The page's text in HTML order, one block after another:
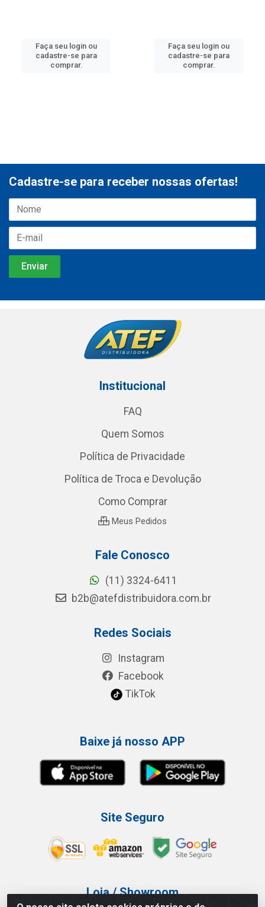
Faça seu login ou
cadastre-se para
comprar.
Faça seu login ou
cadastre-se para
comprar.
Cadastre-se para receber nossas ofertas!
Institucional
FAQ
Quem Somos
Política de Privacidade
Política de Troca e Devolução
Como Comprar
Meus Pedidos
Fale Conosco
(11) 3324-6411
b2b@atefdistribuidora.com.br
Redes Sociais
Instagram
Facebook
TikTok
Baixe já nosso APP
Site Seguro
Loja / Showroom